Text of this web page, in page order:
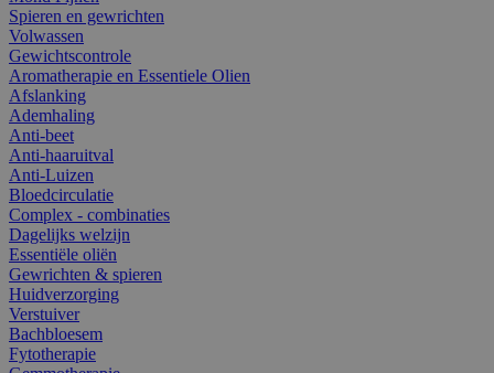
Spieren en gewrichten
Volwassen
Gewichtscontrole
Aromatherapie en Essentiele Olien
Afslanking
Ademhaling
Anti-beet
Anti-haaruitval
Anti-Luizen
Bloedcirculatie
Complex - combinaties
Dagelijks welzijn
Essentiële oliën
Gewrichten & spieren
Huidverzorging
Verstuiver
Bachbloesem
Fytotherapie